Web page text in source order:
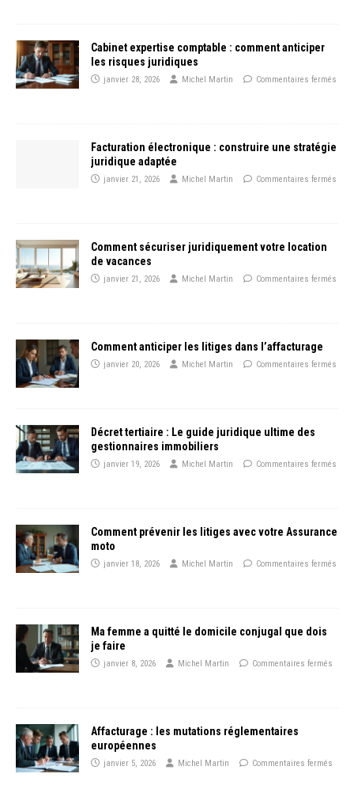
Cabinet expertise comptable : comment anticiper
les risques juridiques
janvier 28, 2026 Michel Martin Commentaires fermés
Facturation électronique : construire une stratégie
juridique adaptée
janvier 21, 2026 Michel Martin Commentaires fermés
Comment sécuriser juridiquement votre location
de vacances
janvier 21, 2026 Michel Martin Commentaires fermés
Comment anticiper les litiges dans l’affacturage
janvier 20, 2026 Michel Martin Commentaires fermés
Décret tertiaire : Le guide juridique ultime des
gestionnaires immobiliers
janvier 19, 2026 Michel Martin Commentaires fermés
Comment prévenir les litiges avec votre Assurance
moto
janvier 18, 2026 Michel Martin Commentaires fermés
Ma femme a quitté le domicile conjugal que dois
je faire
janvier 8, 2026 Michel Martin Commentaires fermés
Affacturage : les mutations réglementaires
européennes
janvier 5, 2026 Michel Martin Commentaires fermés